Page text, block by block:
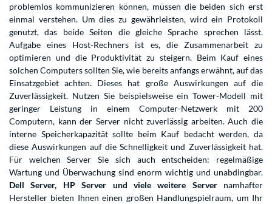
problemlos kommunizieren können, müssen die beiden sich erst
einmal verstehen. Um dies zu gewährleisten, wird ein Protokoll
genutzt, das beide Seiten die gleiche Sprache sprechen lässt.
Aufgabe eines Host-Rechners ist es, die Zusammenarbeit zu
optimieren und die Produktivität zu steigern. Beim Kauf eines
solchen Computers sollten Sie, wie bereits anfangs erwähnt, auf das
Einsatzgebiet achten. Dieses hat große Auswirkungen auf die
Zuverlässigkeit. Nutzen Sie beispielsweise ein Tower-Modell mit
geringer Leistung in einem Computer-Netzwerk mit 200
Computern, kann der Server nicht zuverlässig arbeiten. Auch die
interne Speicherkapazität sollte beim Kauf bedacht werden, da
diese Auswirkungen auf die Schnelligkeit und Zuverlässigkeit hat.
Für welchen Server Sie sich auch entscheiden: regelmäßige
Wartung und Überwachung sind enorm wichtig und unabdingbar.
Dell Server, HP Server und viele weitere Servernamhafter
Hersteller bieten Ihnen einen großen Handlungspielraum, um Ihr